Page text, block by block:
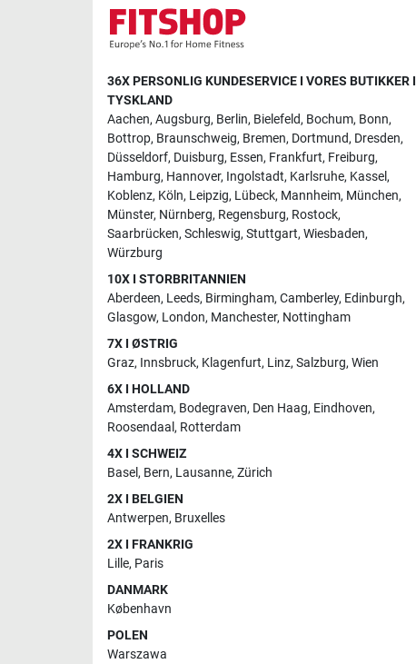
36X PERSONLIG KUNDESERVICE I VORES BUTIKKER I
TYSKLAND
Aachen, Augsburg, Berlin, Bielefeld, Bochum, Bonn,
Bottrop, Braunschweig, Bremen, Dortmund, Dresden,
Düsseldorf, Duisburg, Essen, Frankfurt, Freiburg,
Hamburg, Hannover, Ingolstadt, Karlsruhe, Kassel,
Koblenz, Köln, Leipzig, Lübeck, Mannheim, München,
Münster, Nürnberg, Regensburg, Rostock,
Saarbrücken, Schleswig, Stuttgart, Wiesbaden,
Würzburg
10X I STORBRITANNIEN
Aberdeen, Leeds, Birmingham, Camberley, Edinburgh,
Glasgow, London, Manchester, Nottingham
7X I ØSTRIG
Graz, Innsbruck, Klagenfurt, Linz, Salzburg, Wien
6X I HOLLAND
Amsterdam, Bodegraven, Den Haag, Eindhoven,
Roosendaal , Rotterdam
4X I SCHWEIZ
Basel, Bern, Lausanne, Zürich
2X I BELGIEN
Antwerpen, Bruxelles
2X I FRANKRIG
Lille, Paris
DANMARK
København
POLEN
Warszawa